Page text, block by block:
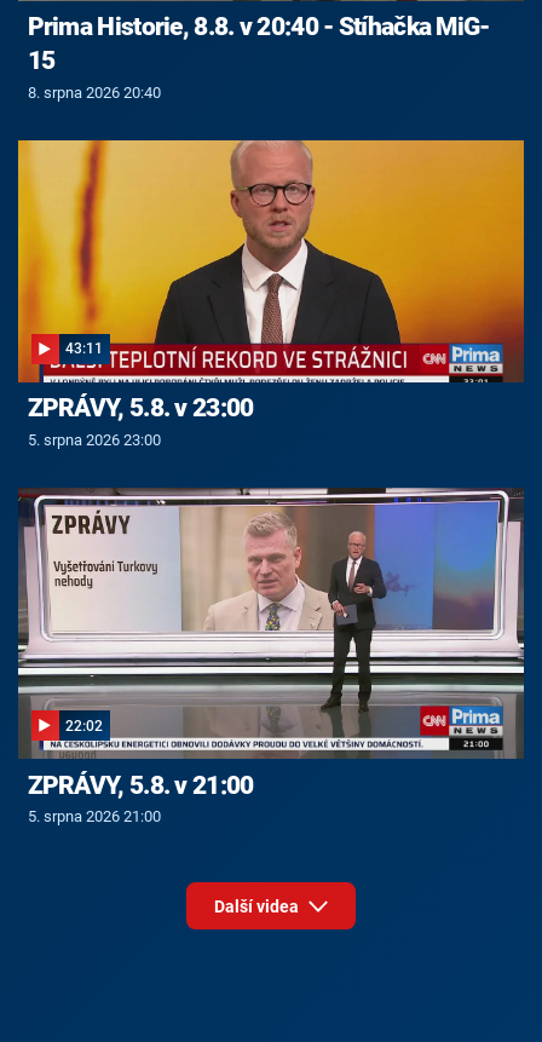
Prima Historie, 8.8. v 20:40 - Stíhačka MiG-
15
8. srpna 2026 20:40
43:11
ZPRÁVY, 5.8. v 23:00
5. srpna 2026 23:00
22:02
ZPRÁVY, 5.8. v 21:00
5. srpna 2026 21:00
Další videa